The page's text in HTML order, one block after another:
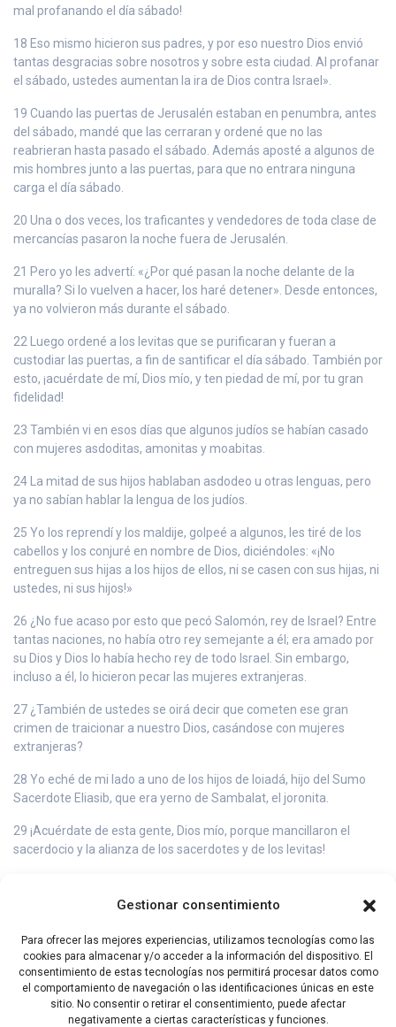
Gestionar consentimiento
Para ofrecer las mejores experiencias, utilizamos tecnologías como las
cookies para almacenar y/o acceder a la información del dispositivo. El
consentimiento de estas tecnologías nos permitirá procesar datos como
el comportamiento de navegación o las identificaciones únicas en este
sitio. No consentir o retirar el consentimiento, puede afectar
negativamente a ciertas características y funciones.
mal profanando el día sábado!
18 Eso mismo hicieron sus padres, y por eso nuestro Dios envió
tantas desgracias sobre nosotros y sobre esta ciudad. Al profanar
el sábado, ustedes aumentan la ira de Dios contra Israel».
19 Cuando las puertas de Jerusalén estaban en penumbra, antes
del sábado, mandé que las cerraran y ordené que no las
reabrieran hasta pasado el sábado. Además aposté a algunos de
mis hombres junto a las puertas, para que no entrara ninguna
carga el día sábado.
20 Una o dos veces, los traficantes y vendedores de toda clase de
mercancías pasaron la noche fuera de Jerusalén.
21 Pero yo les advertí: «¿Por qué pasan la noche delante de la
muralla? Si lo vuelven a hacer, los haré detener». Desde entonces,
ya no volvieron más durante el sábado.
22 Luego ordené a los levitas que se purificaran y fueran a
custodiar las puertas, a fin de santificar el día sábado. También por
esto, ¡acuérdate de mí, Dios mío, y ten piedad de mí, por tu gran
fidelidad!
23 También vi en esos días que algunos judíos se habían casado
con mujeres asdoditas, amonitas y moabitas.
24 La mitad de sus hijos hablaban asdodeo u otras lenguas, pero
ya no sabían hablar la lengua de los judíos.
25 Yo los reprendí y los maldije, golpeé a algunos, les tiré de los
cabellos y los conjuré en nombre de Dios, diciéndoles: «¡No
entreguen sus hijas a los hijos de ellos, ni se casen con sus hijas, ni
ustedes, ni sus hijos!»
26 ¿No fue acaso por esto que pecó Salomón, rey de Israel? Entre
tantas naciones, no había otro rey semejante a él; era amado por
su Dios y Dios lo había hecho rey de todo Israel. Sin embargo,
incluso a él, lo hicieron pecar las mujeres extranjeras.
27 ¿También de ustedes se oirá decir que cometen ese gran
crimen de traicionar a nuestro Dios, casándose con mujeres
extranjeras?
28 Yo eché de mi lado a uno de los hijos de Ioiadá, hijo del Sumo
Sacerdote Eliasib, que era yerno de Sambalat, el joronita.
29 ¡Acuérdate de esta gente, Dios mío, porque mancillaron el
sacerdocio y la alianza de los sacerdotes y de los levitas!
sacerdotes y los levitas reglamentos que determinaban la tarea
31 e hice lo mismo para la ofrenda de la leña, en los tiempos
fijados, y para las primicias. ¡Acuérdate de mí, Dios mío, para mi
bien!